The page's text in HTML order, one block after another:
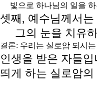
빛으로 하나님의 일을 하
셋째, 예수님께서
그의 눈을 치유하
결론: 우리는 실로암 되시
인생을 받은 자들
띄게 하는 실로암